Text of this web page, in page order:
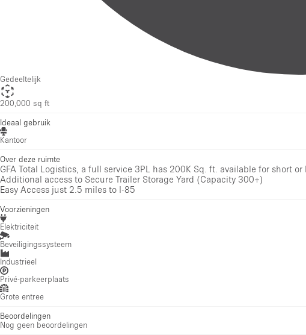
Gedeeltelijk
200,000 sq ft
Ideaal gebruik
Kantoor
Over deze ruimte
GFA Total Logistics, a full service 3PL has 200K Sq. ft. available for short or
Additional access to Secure Trailer Storage Yard (Capacity 300+)
Easy Access just 2.5 miles to I-85
Voorzieningen
Elektriciteit
Beveiligingssysteem
Industrieel
Privé-parkeerplaats
Grote entree
Beoordelingen
Nog geen beoordelingen